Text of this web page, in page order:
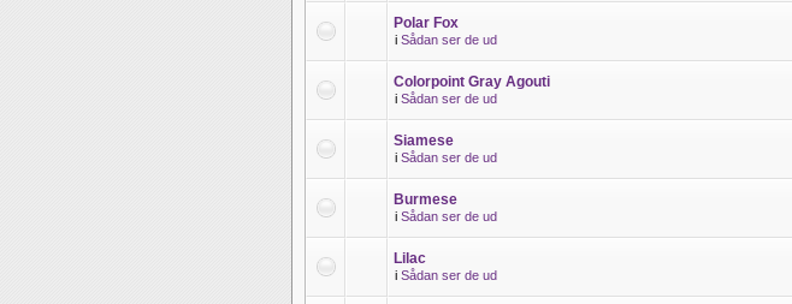
Polar Fox
i Sådan ser de ud
Colorpoint Gray Agouti
i Sådan ser de ud
Siamese
i Sådan ser de ud
Burmese
i Sådan ser de ud
Lilac
i Sådan ser de ud